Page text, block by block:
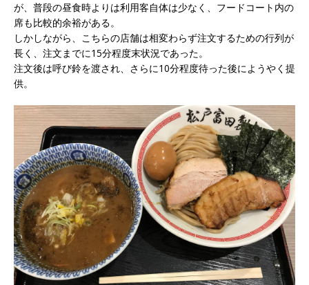
が、普段の昼食時よりは利用客自体は少なく、フードコート内の
席も比較的余裕がある。
しかしながら、こちらの店舗は相変わらず注文するための行列が
長く、注文までに15分程度末状況であった。
注文後は呼び鈴を渡され、さらに10分程度待った後にようやく提
供。